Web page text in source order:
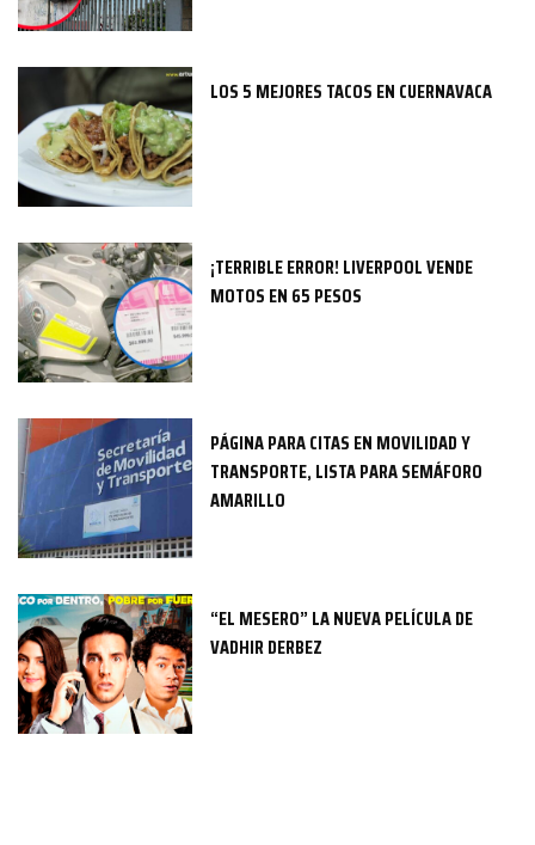
LOS 5 MEJORES TACOS EN CUERNAVACA
¡TERRIBLE ERROR! LIVERPOOL VENDE
MOTOS EN 65 PESOS
PÁGINA PARA CITAS EN MOVILIDAD Y
TRANSPORTE, LISTA PARA SEMÁFORO
AMARILLO
“EL MESERO” LA NUEVA PELÍCULA DE
VADHIR DERBEZ